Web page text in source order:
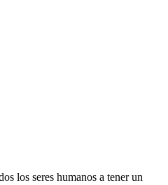
los seres humanos a tener un